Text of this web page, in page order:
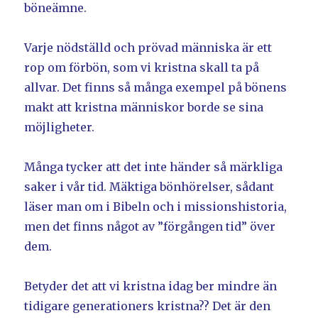
böneämne.
Varje nödställd och prövad människa är ett
rop om förbön, som vi kristna skall ta på
allvar. Det finns så många exempel på bönens
makt att kristna människor borde se sina
möjligheter.
Många tycker att det inte händer så märkliga
saker i vår tid. Mäktiga bönhörelser, sådant
läser man om i Bibeln och i missionshistoria,
men det finns något av ”förgången tid” över
dem.
Betyder det att vi kristna idag ber mindre än
tidigare generationers kristna?? Det är den